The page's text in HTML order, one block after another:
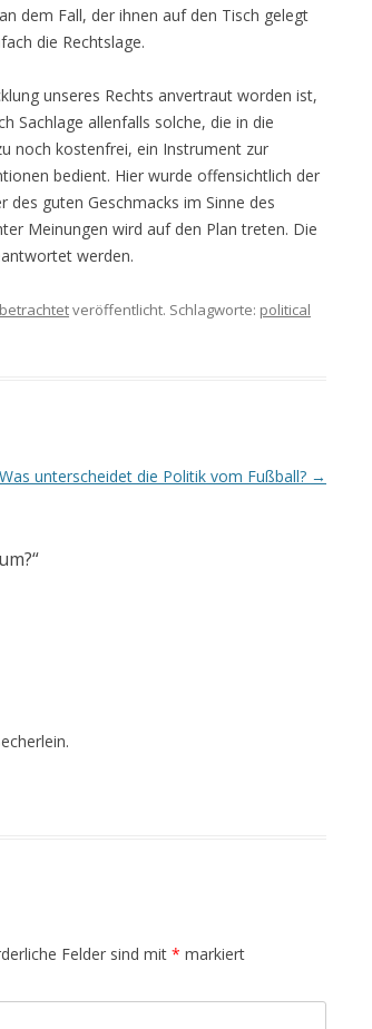
dem Fall, der ihnen auf den Tisch gelegt
die Rechtslage.
unseres Rechts anvertraut worden ist,
Sachlage allenfalls solche, die in die
noch kostenfrei, ein Instrument zur
bedient. Hier wurde offensichtlich der
guten Geschmacks im Sinne des
Meinungen wird auf den Plan treten. Die
werden.
veröffentlicht. Schlagworte: political
Was unterscheidet die Politik vom Fußball? →
“
Felder sind mit * markiert